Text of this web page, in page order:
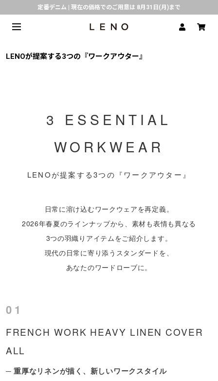
定番デニム | 現在の価格でのご用意は 8月31日(月)まで
熊本県で発生した地震の影響による配送遅延について
3月1日(水)より返品・交換 サービス開始
LENOが提案する3つの『ワークアウター』
3 ESSENTIAL
WORKWEAR
LENOが提案する3つの『ワークアウター』
日常に溶け込むワークウェアを再定義。
2026年春夏のラインナップから、素材も表情も異なる
3つの羽織りアイテムをご紹介します。
現代の日常に寄り添うスタンダードを、
あなたのワードローブに。
01
FRENCH WORK HEAVY LINEN COVER
ALL
─ 重厚なリネンが描く、新しいワークスタイル